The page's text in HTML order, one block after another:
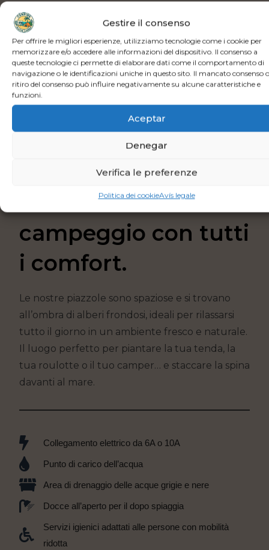
Gestire il consenso
Per offrire le migliori esperienze, utilizziamo tecnologie come i cookie per
memorizzare e/o accedere alle informazioni del dispositivo. Il consenso a
queste tecnologie ci permette di elaborare dati come il comportamento di
navigazione o le identificazioni uniche in questo sito. Il mancato consenso
ritiro del consenso può influire negativamente su alcune caratteristiche e
funzioni.
Aceptar
Denegar
Verifica le preferenze
Politica dei cookieAvís legale
Goditi l’essenza del
campeggio con tutti
i comfort.
Le nostre piazzole sono spaziose e si trovano
all’ombra di alberi frondosi, ideali per rilassarsi
tutto il giorno in un ambiente fresco e naturale.
Il luogo perfetto per piantare la tua tenda, la
tua roulotte o il tuo camper… e staccare la spina
davanti al mare.
Collegamento elettrico da 6A o 10A
Punto di carico dell’acqua
Area di drenaggio delle acque grigie e nere
Docce all’aperto per il dopo spiaggia
Servizi igienici adattati alle persone con mobilità
ridotta